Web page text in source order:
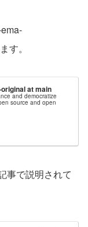
す。
at main
and democratize
source and open
事で説明されて